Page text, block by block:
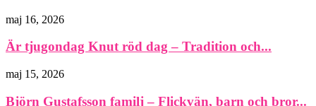
maj 16, 2026
Är tjugondag Knut röd dag – Tradition och...
maj 15, 2026
Björn Gustafsson familj – Flickvän, barn och bror...